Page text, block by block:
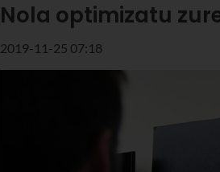
Nola optimizatu
2019-11-25 07:18